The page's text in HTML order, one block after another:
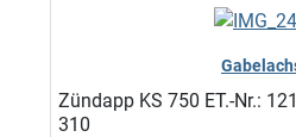
Zündapp KS 750 ET.-Nr.:
310